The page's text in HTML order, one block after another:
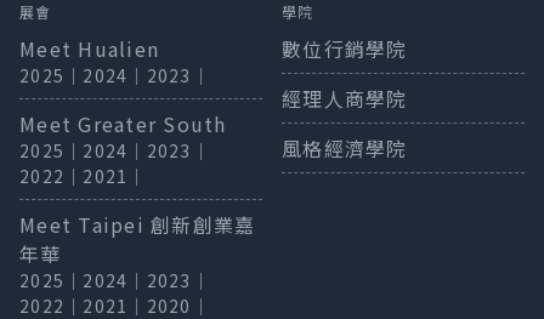
展會
Meet Hualien
2025 ｜ 2024 ｜ 2023 ｜
Meet Greater South
2025 ｜ 2024 ｜ 2023 ｜
2022 ｜ 2021 ｜
Meet Taipei 創新創業嘉
年華
2025 ｜ 2024 ｜ 2023 ｜
2022 ｜ 2021 ｜ 2020 ｜
學院
數位行銷學院
經理人商學院
風格經濟學院